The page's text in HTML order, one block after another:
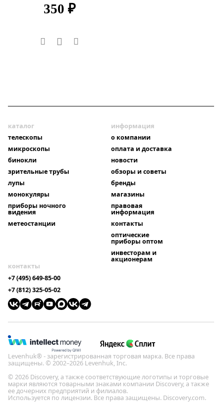
350 ₽
каталог
телескопы
микроскопы
бинокли
зрительные трубы
лупы
монокуляры
приборы ночного
видения
метеостанции
информация
о компании
оплата и доставка
новости
обзоры и советы
бренды
магазины
правовая
информация
контакты
оптические
приборы оптом
инвесторам и
акционерам
контакты
+7 (495) 649-85-00
+7 (812) 325-05-02
Levenhuk® - зарегистрированная торговая марка. Все права
защищены. © 2002–2026 Levenhuk, Inc.
© 2026 Discovery, а также соответствующие логотипы и торговые
марки являются товарными знаками компании Discovery, а также
ее дочерних предприятий и филиалов.
Используется по лицензии. Все права защищены. Discovery.com.